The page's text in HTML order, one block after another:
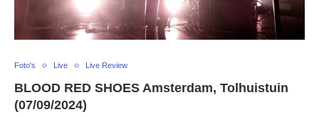
Foto's Live Live Review
BLOOD RED SHOES Amsterdam, Tolhuistuin
(07/09/2024)